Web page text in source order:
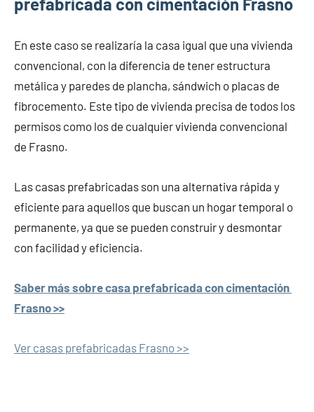
En este caso se realizaría la casa igual que una vivienda
convencional, con la diferencia de tener estructura
metálica y paredes de plancha, sándwich o placas de
fibrocemento. Este tipo de vivienda precisa de todos los
permisos como los de cualquier vivienda convencional
de Frasno.
Las casas prefabricadas son una alternativa rápida y
eficiente para aquellos que buscan un hogar temporal o
permanente, ya que se pueden construir y desmontar
con facilidad y eficiencia.
Saber más sobre casa prefabricada con cimentación
Frasno >>
Ver casas prefabricadas Frasno >>